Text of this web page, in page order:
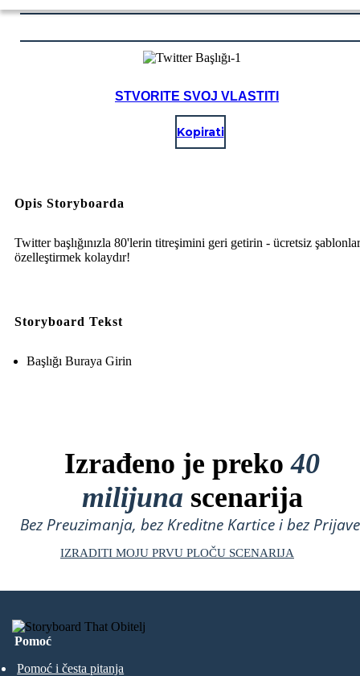
STVORITE SVOJ VLASTITI
Kopirati
Opis Storyboarda
Twitter başlığınızla 80'lerin titreşimini geri getirin - ücretsiz
özelleştirmek kolaydır!
Storyboard Tekst
Başlığı Buraya Girin
Izrađeno je preko40
milijuna scenarija
Bez Preuzimanja, bez Kreditne Kartice i bez
IZRADITI MOJU PRVU PLOČU SCENARIJA
Pomoć
Pomoć i česta pitanja